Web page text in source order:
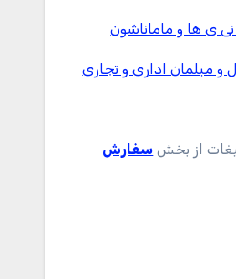
نی ی ها و ماماناشون
و مبلمان اداری و تجاری
از بخش سفارش